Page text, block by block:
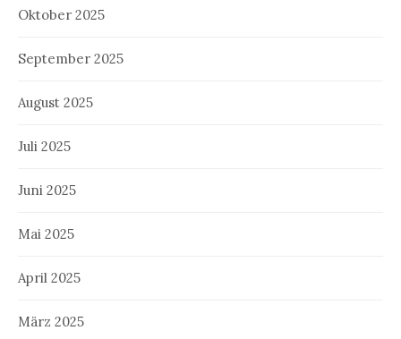
Oktober 2025
September 2025
August 2025
Juli 2025
Juni 2025
Mai 2025
April 2025
März 2025